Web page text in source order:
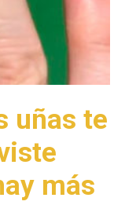
uñas te
más